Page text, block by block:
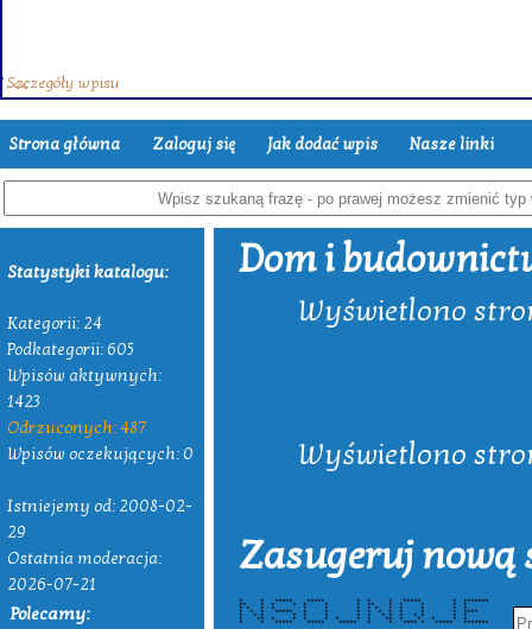
Strona główna Zaloguj się Jak dodać wpis Nasze linki
Statystyki katalogu:
Kategorii: 24
Podkategorii: 605
Wpisów aktywnych:
1423
Odrzuconych: 487
Wpisów oczekujących: 0
Istniejemy od: 2008-02-
29
Ostatnia moderacja:
2026-07-21
Polecamy:
Dom i
Wyświetlono
Wyświetlono
Zasugeruj nową
* * ***** ***** * * * ***** * *******
** * * * * * * ** * * * * *
* * * * * * * * * * * * * *
* * * ***** * * * * * * * * * ****
* * * * * * * * * * * * * * *
* ** * * * * * * * ** * * * * *
* * ***** ***** ***** * * **** * ***** *******